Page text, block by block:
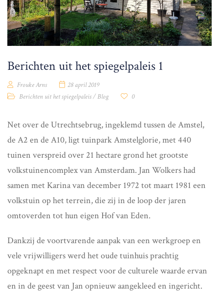
Berichten uit het spiegelpaleis 1
Frouke Arns
28 april 2019
Berichten uit het spiegelpaleis/ Blog 0
Net over de Utrechtsebrug, ingeklemd tussen de Amstel,
de A2 en de A10, ligt tuinpark Amstelglorie, met 440
tuinen verspreid over 21 hectare grond het grootste
volkstuinencomplex van Amsterdam. Jan Wolkers had
samen met Karina van december 1972 tot maart 1981 een
volkstuin op het terrein, die zij in de loop der jaren
omtoverden tot hun eigen Hof van Eden.
Dankzij de voortvarende aanpak van een werkgroep en
vele vrijwilligers werd het oude tuinhuis prachtig
opgeknapt en met respect voor de culturele waarde ervan
en in de geest van Jan opnieuw aangekleed en ingericht.